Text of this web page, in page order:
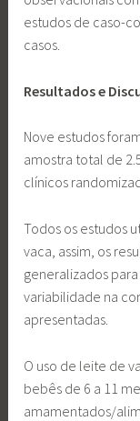
estudos de caso-
casos.
Resultados e
Nove estudos
amostra total de
clínicos
Todos os estudos
vaca, assim, os
generalizados
variabilidade na
apresentadas.
O uso de leite de
bebês de 6 a 11
amamentados/